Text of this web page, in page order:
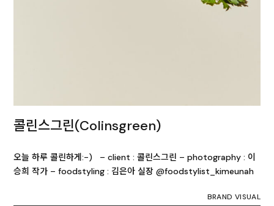
콜린스그린(Colinsgreen)
오늘 하루 콜린하게:-) – client : 콜린스그린 – photography : 이
승희 작가 – foodstyling : 김은아 실장 @foodstylist_kimeunah
BRAND VISUAL